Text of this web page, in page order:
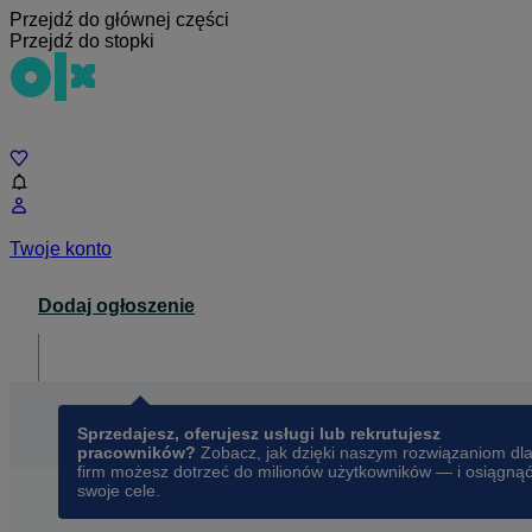
Przejdź do głównej części
Przejdź do stopki
Twoje konto
Dodaj ogłoszenie
Sprzedajesz, oferujesz usługi lub rekrutujesz
pracowników? Zobacz, jak dzięki naszym rozwiązaniom dla
firm możesz dotrzeć do milionów użytkowników — i osiągnąć
swoje cele.